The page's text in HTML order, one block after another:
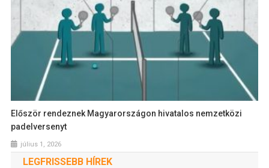
Először rendeznek Magyarországon hivatalos nemzetközi
padelversenyt
július 1, 2026
LEGFRISSEBB HÍREK